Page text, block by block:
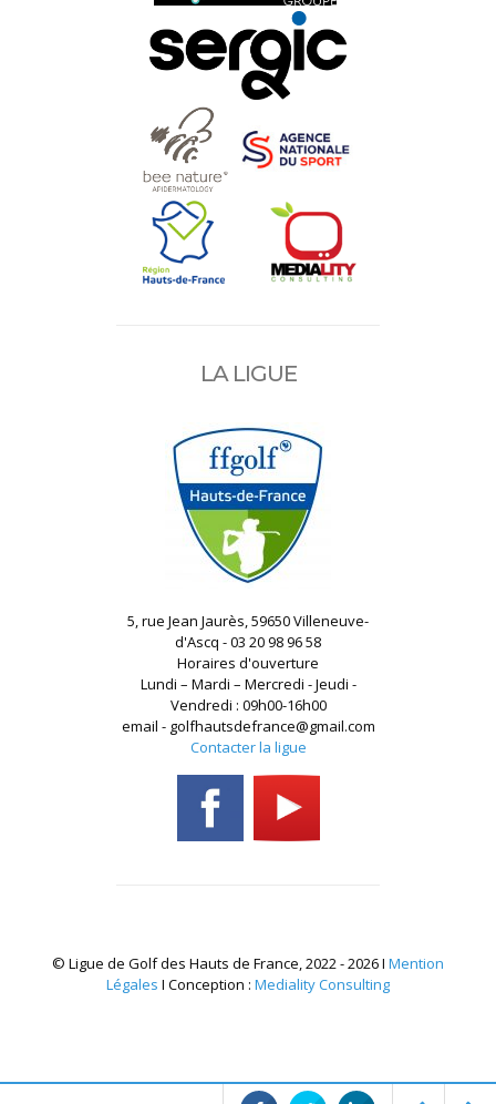
LA LIGUE
5, rue Jean Jaurès, 59650 Villeneuve-
d'Ascq - 03 20 98 96 58
Horaires d'ouverture
Lundi – Mardi – Mercredi - Jeudi -
Vendredi : 09h00-16h00
email - golfhautsdefrance@gmail.com
Contacter la ligue
© Ligue de Golf des Hauts de France, 2022 - 2026 I Mention
Légales I Conception : Mediality Consulting